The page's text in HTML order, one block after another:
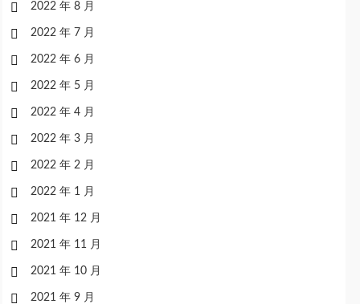
2022 年 8 月
2022 年 7 月
2022 年 6 月
2022 年 5 月
2022 年 4 月
2022 年 3 月
2022 年 2 月
2022 年 1 月
2021 年 12 月
2021 年 11 月
2021 年 10 月
2021 年 9 月